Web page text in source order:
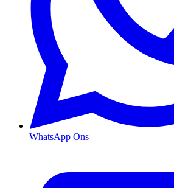
WhatsApp Ons